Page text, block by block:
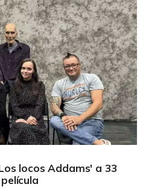
locos Addams' a 33